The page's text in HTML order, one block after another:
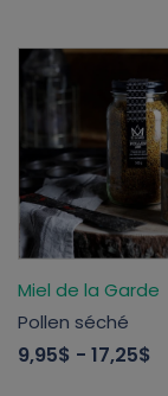
Miel de la Garde
Pollen séché
9,95$ - 17,25$